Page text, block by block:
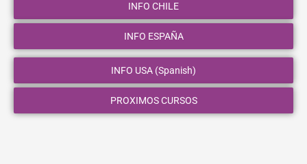
INFO CHILE
INFO ESPAÑA
INFO USA (Spanish)
PROXIMOS CURSOS